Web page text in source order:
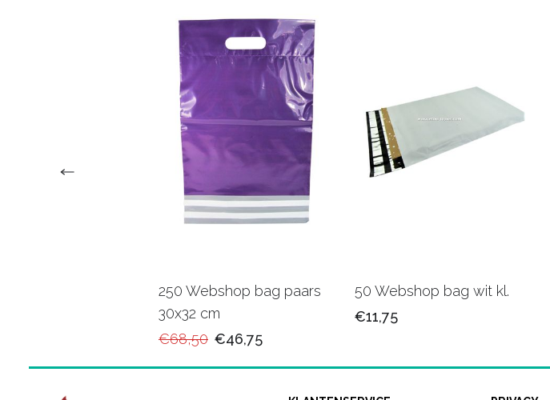
250 Webshop bag paars
30x32 cm
€68,50 €46,75
50 Webshop bag wit kl.
€11,75